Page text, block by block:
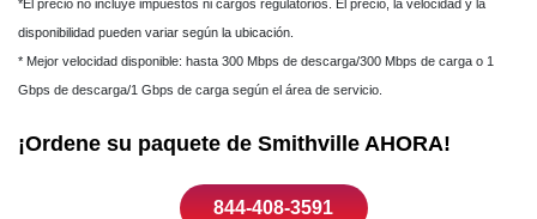
*El precio no incluye impuestos ni cargos regulatorios. El precio, la velocidad y la
disponibilidad pueden variar según la ubicación.
* Mejor velocidad disponible: hasta 300 Mbps de descarga/300 Mbps de carga o 1
Gbps de descarga/1 Gbps de carga según el área de servicio.
¡Ordene su paquete de Smithville AHORA!
844-408-3591